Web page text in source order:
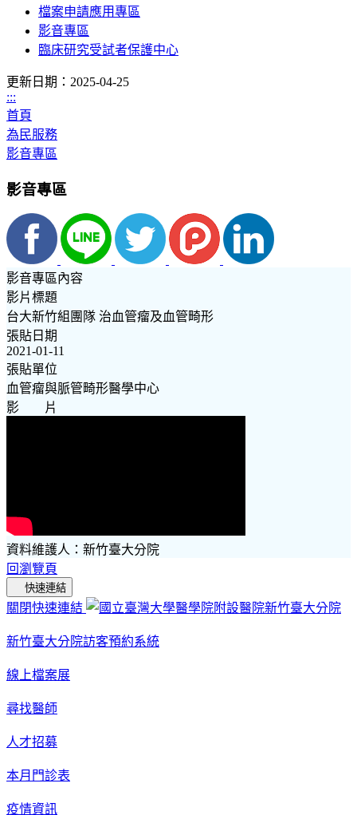
檔案申請應用專區
影音專區
臨床研究受試者保護中心
更新日期：2025-04-25
:::
首頁
為民服務
影音專區
影音專區
影音專區內容
影片標題
台大新竹組團隊 治血管瘤及血管畸形
張貼日期
2021-01-11
張貼單位
血管瘤與脈管畸形醫學中心
影 片
資料維護人：新竹臺大分院
回瀏覽頁
快速連結
關閉快速連結
新竹臺大分院訪客預約系統
線上檔案展
尋找醫師
人才招募
本月門診表
疫情資訊